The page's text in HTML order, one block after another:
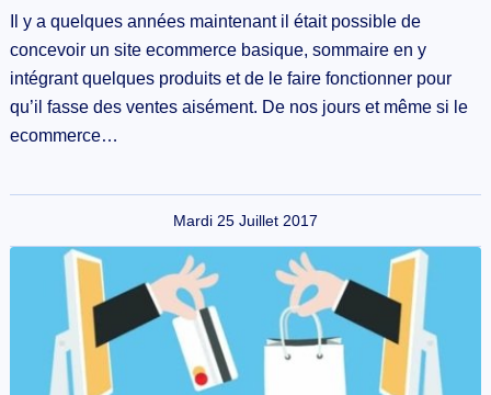
Il y a quelques années maintenant il était possible de
concevoir un site ecommerce basique, sommaire en y
intégrant quelques produits et de le faire fonctionner pour
qu’il fasse des ventes aisément. De nos jours et même si le
ecommerce…
Mardi 25 Juillet 2017